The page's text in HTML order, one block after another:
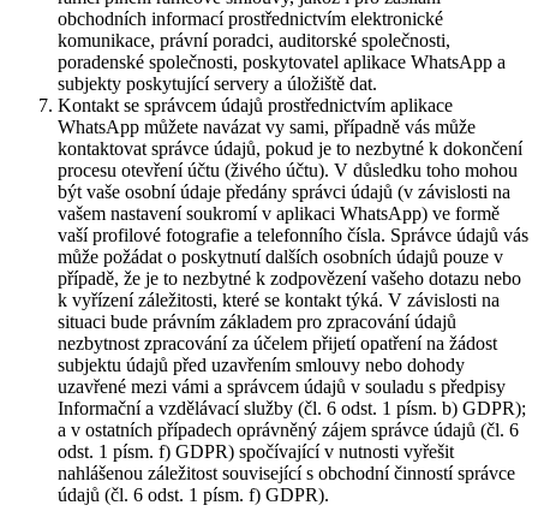
obchodních informací prostřednictvím elektronické
komunikace, právní poradci, auditorské společnosti,
poradenské společnosti, poskytovatel aplikace WhatsApp a
subjekty poskytující servery a úložiště dat.
Kontakt se správcem údajů prostřednictvím aplikace
WhatsApp můžete navázat vy sami, případně vás může
kontaktovat správce údajů, pokud je to nezbytné k dokončení
procesu otevření účtu (živého účtu). V důsledku toho mohou
být vaše osobní údaje předány správci údajů (v závislosti na
vašem nastavení soukromí v aplikaci WhatsApp) ve formě
vaší profilové fotografie a telefonního čísla. Správce údajů vás
může požádat o poskytnutí dalších osobních údajů pouze v
případě, že je to nezbytné k zodpovězení vašeho dotazu nebo
k vyřízení záležitosti, které se kontakt týká. V závislosti na
situaci bude právním základem pro zpracování údajů
nezbytnost zpracování za účelem přijetí opatření na žádost
subjektu údajů před uzavřením smlouvy nebo dohody
uzavřené mezi vámi a správcem údajů v souladu s předpisy
Informační a vzdělávací služby (čl. 6 odst. 1 písm. b) GDPR);
a v ostatních případech oprávněný zájem správce údajů (čl. 6
odst. 1 písm. f) GDPR) spočívající v nutnosti vyřešit
nahlášenou záležitost související s obchodní činností správce
údajů (čl. 6 odst. 1 písm. f) GDPR).